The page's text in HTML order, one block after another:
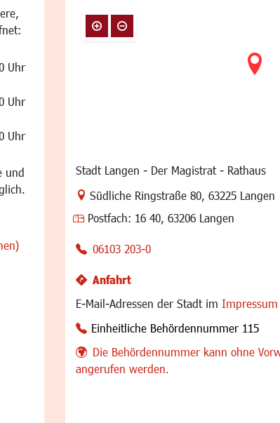
Uhr
Uhr
Uhr
und
Stadt Langen - Der Magistrat - Rathaus
Link zur Google-Maps Navigation
Südliche Ringstraße 80, 63225 Langen
Postfach: 16 40, 63206 Langen
06103 203-0
Anfahrt
E-Mail-Adressen der Stadt im Impressum
Einheitliche Behördennummer 115
Die Behördennummer kann ohne
angerufen werden.